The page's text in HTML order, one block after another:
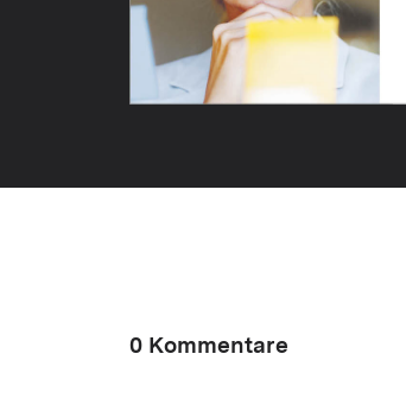
0 Kommentare